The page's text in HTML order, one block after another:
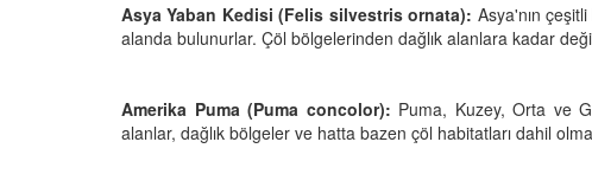
Asya Yaban Kedisi (Felis silvestris ornata): Asya'nın
alanda bulunurlar. Çöl bölgelerinden dağlık alanlara kadar
Amerika Puma (Puma concolor): Puma, Kuzey, Orta ve
alanlar, dağlık bölgeler ve hatta bazen çöl habitatları dahil
Kedilerin Kutsal
Yasalara
Kediler Neden "Eğitilemez"?
03.10.2025